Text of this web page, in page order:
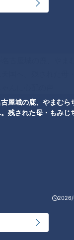
屋城の鹿、やまむら
残された母・もみじ
2026/